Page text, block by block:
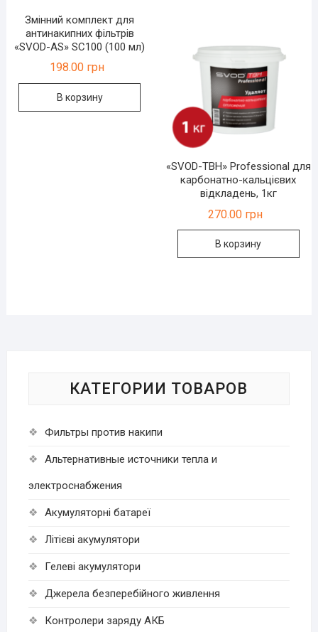
Змінний комплект для
антинакипних фільтрів
«SVOD-AS» SC100 (100 мл)
198.00 грн
В корзину
«SVOD-ТВН» Professional для
карбонатно-кальцієвих
відкладень, 1кг
270.00 грн
В корзину
КАТЕГОРИИ ТОВАРОВ
Фильтры против накипи
Альтернативные источники тепла и
электроснабжения
Акумуляторні батареї
Літієві акумулятори
Гелеві акумулятори
Джерела безперебійного живлення
Контролери заряду АКБ